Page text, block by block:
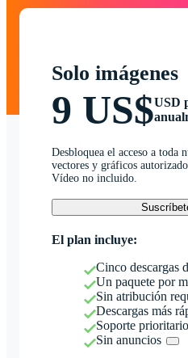
Solo imágenes
9 US$USD
Desbloquea el acceso a toda
vectores y gráficos
Vídeo no incluido.
El plan incluye:
Cinco descargas
Un paquete por
Sin atribución
Descargas más
Soporte prioritario
Sin anuncios